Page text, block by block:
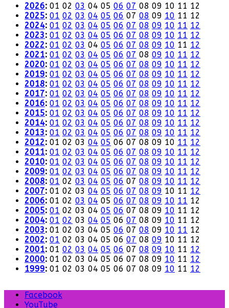
2026: 01 02 03 04 05 06 07 08 09 10 11 12
2025: 01 02 03 04 05 06 07 08 09 10 11 12
2024: 01 02 03 04 05 06 07 08 09 10 11 12
2023: 01 02 03 04 05 06 07 08 09 10 11 12
2022: 01 02 03 04 05 06 07 08 09 10 11 12
2021: 01 02 03 04 05 06 07 08 09 10 11 12
2020: 01 02 03 04 05 06 07 08 09 10 11 12
2019: 01 02 03 04 05 06 07 08 09 10 11 12
2018: 01 02 03 04 05 06 07 08 09 10 11 12
2017: 01 02 03 04 05 06 07 08 09 10 11 12
2016: 01 02 03 04 05 06 07 08 09 10 11 12
2015: 01 02 03 04 05 06 07 08 09 10 11 12
2014: 01 02 03 04 05 06 07 08 09 10 11 12
2013: 01 02 03 04 05 06 07 08 09 10 11 12
2012: 01 02 03 04 05 06 07 08 09 10 11 12
2011: 01 02 03 04 05 06 07 08 09 10 11 12
2010: 01 02 03 04 05 06 07 08 09 10 11 12
2009: 01 02 03 04 05 06 07 08 09 10 11 12
2008: 01 02 03 04 05 06 07 08 09 10 11 12
2007: 01 02 03 04 05 06 07 08 09 10 11 12
2006: 01 02 03 04 05 06 07 08 09 10 11 12
2005: 01 02 03 04 05 06 07 08 09 10 11 12
2004: 01 02 03 04 05 06 07 08 09 10 11 12
2003: 01 02 03 04 05 06 07 08 09 10 11 12
2002: 01 02 03 04 05 06 07 08 09 10 11 12
2001: 01 02 03 04 05 06 07 08 09 10 11 12
2000: 01 02 03 04 05 06 07 08 09 10 11 12
1999: 01 02 03 04 05 06 07 08 09 10 11 12
Facebook
YouTube